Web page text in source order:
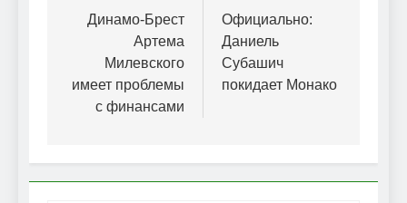
записів
Динамо-Брест
Артема
Милевского
имеет проблемы
с финансами
Официально:
Даниель
Субашич
покидает Монако